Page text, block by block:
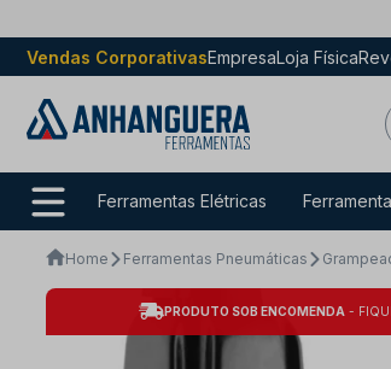
Vendas CorporativasEmpresaLoja Física
Ferramentas Elétricas
Home Ferramentas Pneumáticas
PRODUTO SOB ENCOMENDA -